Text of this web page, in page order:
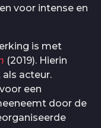
voor intense en
is met
(2019). Hierin
acteur.
een
door de